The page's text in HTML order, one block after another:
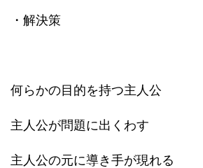
・解決策
何らかの目的を持つ主人公
主人公が問題に出くわす
主人公の元に導き手が現れる